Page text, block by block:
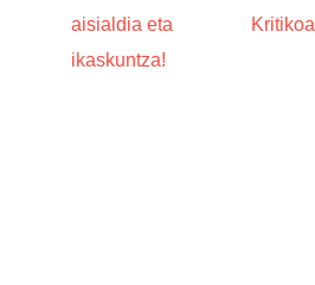
aisialdia eta
ikaskuntza!